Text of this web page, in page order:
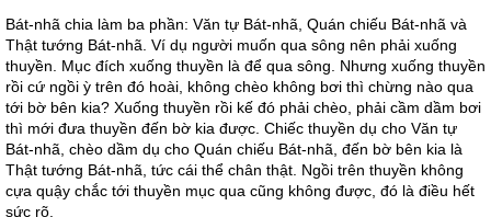
Bát-nhã chia làm ba phần: Văn tự Bát-nhã, Quán chiếu Bát-nhã và
Thật tướng Bát-nhã. Ví dụ người muốn qua sông nên phải xuống
thuyền. Mục đích xuống thuyền là để qua sông. Nhưng xuống thuyền
rồi cứ ngồi ỳ trên đó hoài, không chèo không bơi thì chừng nào qua
tới bờ bên kia? Xuống thuyền rồi kế đó phải chèo, phải cầm dầm bơi
thì mới đưa thuyền đến bờ kia được. Chiếc thuyền dụ cho Văn tự
Bát-nhã, chèo dầm dụ cho Quán chiếu Bát-nhã, đến bờ bên kia là
Thật tướng Bát-nhã, tức cái thể chân thật. Ngồi trên thuyền không
cựa quậy chắc tới thuyền mục qua cũng không được, đó là điều hết
sức rõ.